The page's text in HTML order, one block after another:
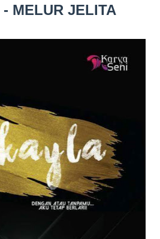
MELUR JELITA